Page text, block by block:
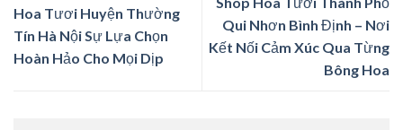
Hoa Tươi Huyện Thường
Tín Hà Nội Sự Lựa Chọn
Hoàn Hảo Cho Mọi Dịp
Qui Nhơn Bình Định – Nơi
Kết Nối Cảm Xúc Qua Từng
Bông Hoa